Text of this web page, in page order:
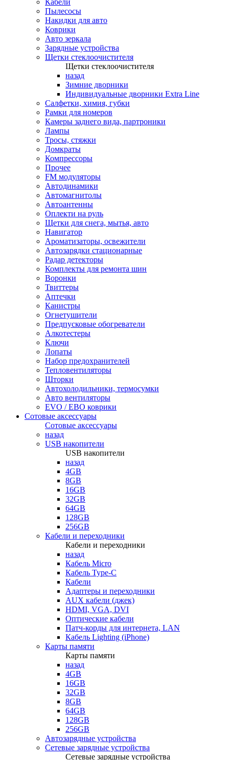
Кабели
Пылесосы
Накидки для авто
Коврики
Авто зеркала
Зарядные устройства
Щетки стеклоочистителя
Щетки стеклоочистителя
назад
Зимние дворники
Индивидуальные дворники Extra Line
Салфетки, химия, губки
Рамки для номеров
Камеры заднего вида, партроники
Лампы
Тросы, стяжки
Домкраты
Компрессоры
Прочее
FM модуляторы
Автодинамики
Автомагнитолы
Автоантенны
Оплекти на руль
Щетки для снега, мытья, авто
Навигатор
Ароматизаторы, освежители
Автозарядки стационарные
Радар детекторы
Комплекты для ремонта шин
Воронки
Твиттеры
Аптечки
Канистры
Огнетушители
Предпусковые обогреватели
Алкотестеры
Ключи
Лопаты
Набор предохранителей
Тепловентиляторы
Шторки
Автохолодильники, термосумки
Авто вентиляторы
EVO / ЕВО коврики
Сотовые аксессуары
Сотовые аксессуары
назад
USB накопители
USB накопители
назад
4GB
8GB
16GB
32GB
64GB
128GB
256GB
Кабели и переходники
Кабели и переходники
назад
Кабель Micro
Кабель Type-C
Кабели
Адаптеры и переходники
AUX кабели (джек)
HDMI, VGA, DVI
Оптические кабели
Патч-корды для интернета, LAN
Кабель Lighting (iPhone)
Карты памяти
Карты памяти
назад
4GB
16GB
32GB
8GB
64GB
128GB
256GB
Автозарядные устройства
Сетевые зарядные устройства
Сетевые зарядные устройства